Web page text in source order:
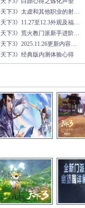
下3》太虚和其他职业的射…
下3》11.27至12.3外观及福…
下3》荒火教门派新手进阶…
下3》2025.11.26更新内容…
下3》经典版内测体验心得